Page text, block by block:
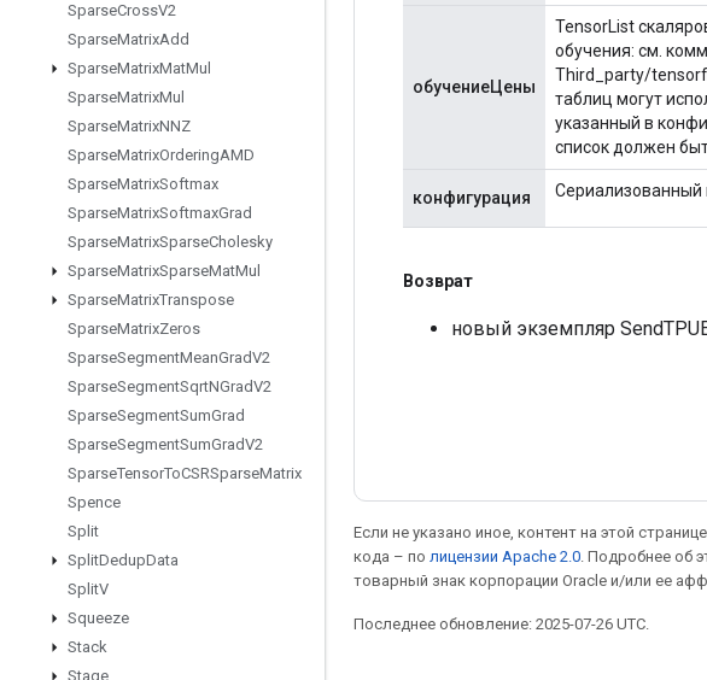
SparseCrossV2
SparseMatrixAdd
SparseMatrixMatMul
SparseMatrixMul
SparseMatrixNNZ
SparseMatrixOrderingAMD
SparseMatrixSoftmax
SparseMatrixSoftmaxGrad
SparseMatrixSparseCholesky
SparseMatrixSparseMatMul
SparseMatrixTranspose
SparseMatrixZeros
SparseSegmentMeanGradV2
SparseSegmentSqrtNGradV2
SparseSegmentSumGrad
SparseSegmentSumGradV2
SparseTensorToCSRSparseMatrix
Spence
Split
SplitDedupData
SplitV
Squeeze
Stack
Stage
обучениеЦены
TensorList
обучения: см.
Third_party/
таблиц могут
указанный в
список должен
конфигурация Сериализованный
Возврат
новый экземпляр
Если не указано иное, контент на этой
кода – по лицензии Apache 2.0 . Подробнее об
товарный знак корпорации Oracle и/или ее
Последнее обновление: 2025-07-26 UTC.